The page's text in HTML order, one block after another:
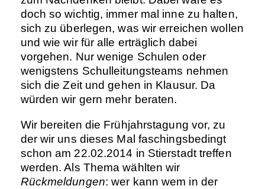
doch so wichtig, immer mal inne zu halten,
sich zu überlegen, was wir erreichen wollen
und wie wir für alle erträglich dabei
vorgehen. Nur wenige Schulen oder
wenigstens Schulleitungsteams nehmen
sich die Zeit und gehen in Klausur. Da
würden wir gern mehr beraten.
Wir bereiten die Frühjahrstagung vor, zu
der wir uns dieses Mal faschingsbedingt
schon am 22.02.2014 in Stierstadt treffen
werden. Als Thema wählten wir
Rückmeldungen: wer kann wem in der